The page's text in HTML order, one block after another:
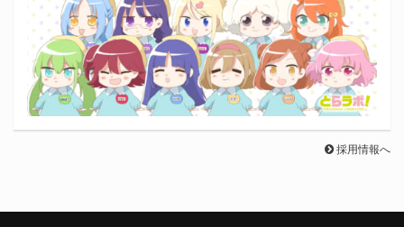
採用情報へ